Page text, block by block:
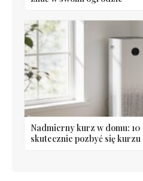
Nadmierny kurz w domu: 10
skutecznie pozbyć się kurzu